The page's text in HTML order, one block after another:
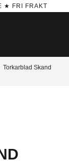
★ FRI FRAKT
Torkarblad Skand